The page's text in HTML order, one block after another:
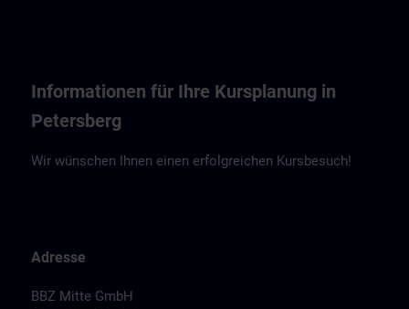
Informationen für Ihre Kursplanung in
Petersberg
Wir wünschen Ihnen einen erfolgreichen Kursbesuch!
Adresse
BBZ Mitte GmbH